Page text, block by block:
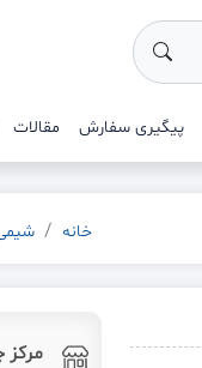
پیگیری سفارش مقالات
خانه
مرکز